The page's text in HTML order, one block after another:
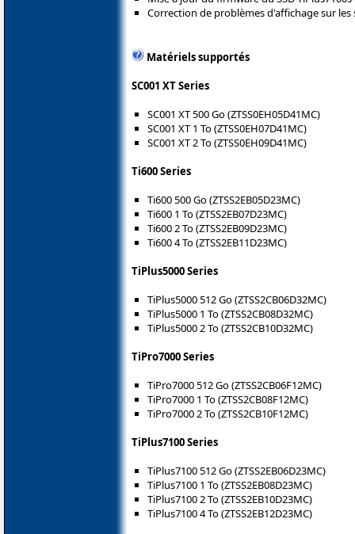
Correction de problèmes d'affichage sur
Matériels supportés
SC001 XT Series
SC001 XT 500 Go (ZTSS0EH05D41MC)
SC001 XT 1 To (ZTSS0EH07D41MC)
SC001 XT 2 To (ZTSS0EH09D41MC)
Ti600 Series
Ti600 500 Go (ZTSS2EB05D23MC)
Ti600 1 To (ZTSS2EB07D23MC)
Ti600 2 To (ZTSS2EB09D23MC)
Ti600 4 To (ZTSS2EB11D23MC)
TiPlus5000 Series
TiPlus5000 512 Go (ZTSS2CB06D32MC)
TiPlus5000 1 To (ZTSS2CB08D32MC)
TiPlus5000 2 To (ZTSS2CB10D32MC)
TiPro7000 Series
TiPro7000 512 Go (ZTSS2CB06F12MC)
TiPro7000 1 To (ZTSS2CB08F12MC)
TiPro7000 2 To (ZTSS2CB10F12MC)
TiPlus7100 Series
TiPlus7100 512 Go (ZTSS2EB06D23MC)
TiPlus7100 1 To (ZTSS2EB08D23MC)
TiPlus7100 2 To (ZTSS2EB10D23MC)
TiPlus7100 4 To (ZTSS2EB12D23MC)